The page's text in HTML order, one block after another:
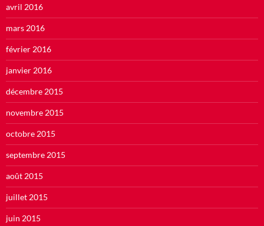
avril 2016
mars 2016
février 2016
janvier 2016
décembre 2015
novembre 2015
octobre 2015
septembre 2015
août 2015
juillet 2015
juin 2015